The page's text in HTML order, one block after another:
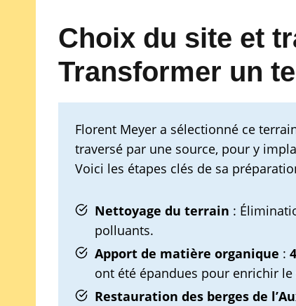
Choix du site et
Transformer un
Florent Meyer a sélectionné ce
traversé par une source, pour y
Voici les étapes clés de sa
Nettoyage du terrain :
polluants.
Apport de matière organique :
ont été épandues pour enrichir le
Restauration des berges de